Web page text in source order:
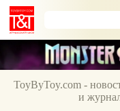
ToyByToy.com -
и